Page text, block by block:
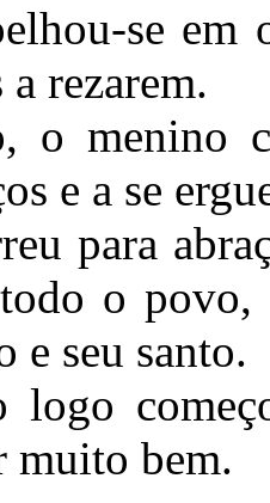
se em
rezarem.
o menino
e a se
para
o povo,
e seu santo.
logo
bem.